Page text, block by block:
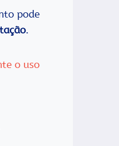
pode
.
o uso